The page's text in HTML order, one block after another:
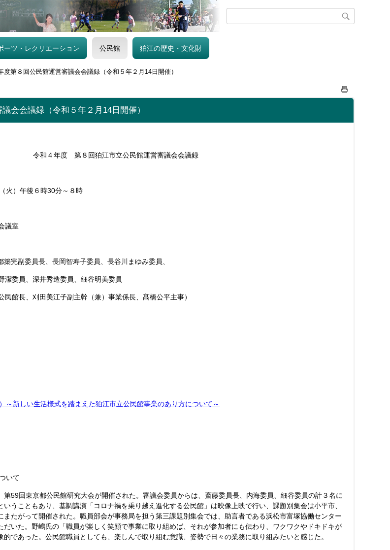
ーツ・レクリエーション 公民館 狛江の歴史・文化財
度第８回公民館運営審議会会議録（令和５年２月14日開催）
会会議録（令和５年２月14日開催）
令和４年度 第８回狛江市立公民館運営審議会会議録
午後６時30分～８時
室
委員長、長岡智寿子委員、長谷川まゆみ委員、
深井秀造委員、細谷明美委員
田美江子副主幹（兼）事業係長、髙橋公平主事）
～新しい生活様式を踏まえた狛江市立公民館事業のあり方について～
いて
第59回東京都公民館研究大会が開催された。審議会委員からは、斎藤委員長、内海委員、細谷委員の計３名に
いうこともあり、基調講演「コロナ禍を乗り越え進化する公民館」は映像上映で行い、課題別集会は小平市、
またがって開催された。職員部会が事務局を担う第三課題別集会では、助言者である浜松市富塚協働センター
だいた。野嶋氏の「職員が楽しく笑顔で事業に取り組めば、それが参加者にも伝わり、ワクワクやドキドキが
であった。公民館職員としても、楽しんで取り組む意識、姿勢で日々の業務に取り組みたいと感じた。